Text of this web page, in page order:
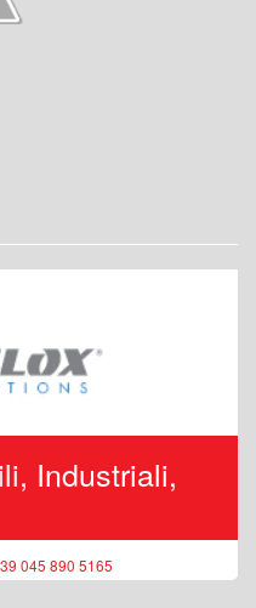
Industriali,
045 890 5165